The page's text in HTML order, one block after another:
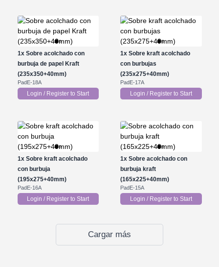
1xSobre acolchado con
burbuja de papel Kraft
(235x350+40mm)
PadE-18A
Login / Register to Start
1x Sobre kraft acolchado
con burbujas
(235x275+40mm)
PadE-17A
Login / Register to Start
1xSobre kraft acolchado
con burbuja
(195x275+40mm)
PadE-16A
Login / Register to Start
1x Sobre acolchado con
burbuja kraft
(165x225+40mm)
PadE-15A
Login / Register to Start
Cargar más